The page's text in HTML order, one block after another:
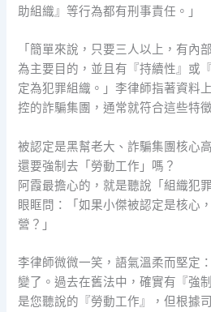
助組織』等行為都有刑事責任。」
「簡單來說，只要三人以上，有內
為主要目的，並且有『持續性』或
定為犯罪組織。」李律師指著資料
控的詐騙集團，通常就符合這些特徵
被認定是黑幫老大、詐騙集團核心
還要強制去「勞動工作」嗎？
阿霞最擔心的，就是聽說「組織犯
眼眶問：「如果小傑被認定是核心
營？」
李律師微微一笑，語氣溫柔而堅定
變了。過去在舊法中，確實有『
是您聽說的『勞動工作』，但根據